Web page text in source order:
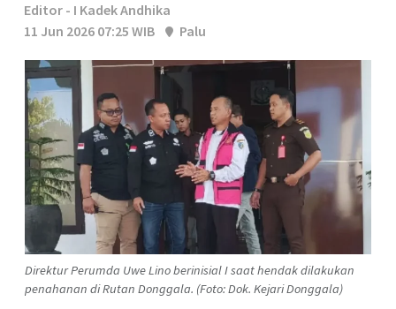
Editor - I Kadek Andhika
11 Jun 2026 07:25 WIB
Palu
Direktur Perumda Uwe Lino berinisial I saat hendak dilakukan
penahanan di Rutan Donggala. (Foto: Dok. Kejari Donggala)